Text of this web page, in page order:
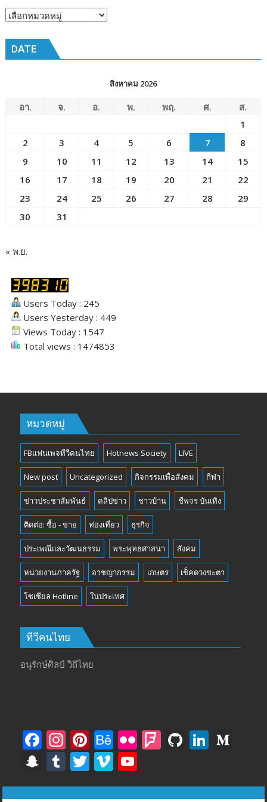
หัวข้อ
DATE
สิงหาคม 2026
อา. จ. อ. พ. พฤ. ศ.
ส.
1
2
3 4 5 6 7
8
9
10 11 12 13 14
15
16
17 18 19 20 21
22
23
24 25 26 27 28
29
30
31
« พ.ย.
Users Today : 245
Users Yesterday : 449
Views Today : 1547
Total views : 1474853
หมวดหมู่
FBแฟนเพจทีวีคนไทย Hotnews Society LIVE
New post Uncategorized กิจกรรมเพื่อสังคม กีฬา
ข่าวประชาสัมพันธ์ คลิปข่าว ชาวบ้าน ชีพจร บันเทิง
ติดต่อ: ซื้อ - ขาย ท่องเที่ยว ธุรกิจ
ประเพณีและวัฒนธรรม พระพุทธศาสนา สังคม
หน่วยงานภาครัฐ อาชญากรรม เกษตร เช็คดวงชะตา
โซเซียล Hotline ในประเทศ
ทีวีคนไทย
อนุรักษ์ศิลป์ วิถีไทย
F
ac
e
b
In
st
a
gr
Pi
nt
er
e
B
e
h
a
Fli F
rs
Gi
u
Li
e u
S
n
T
u
T
w
Vi
m o